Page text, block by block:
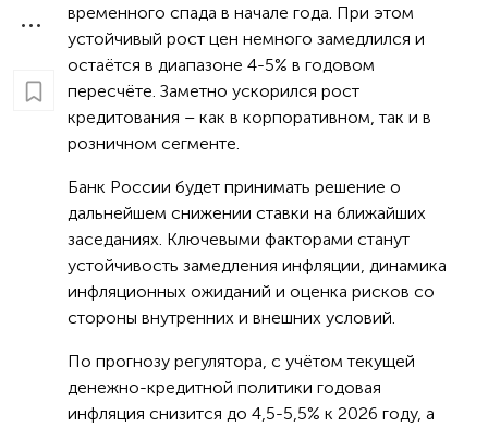
временного спада в начале года. При этом
устойчивый рост цен немного замедлился и
остаётся в диапазоне 4-5% в годовом
пересчёте. Заметно ускорился рост
кредитования – как в корпоративном, так и в
розничном сегменте.
Банк России будет принимать решение о
дальнейшем снижении ставки на ближайших
заседаниях. Ключевыми факторами станут
устойчивость замедления инфляции, динамика
инфляционных ожиданий и оценка рисков со
стороны внутренних и внешних условий.
По прогнозу регулятора, с учётом текущей
денежно-кредитной политики годовая
инфляция снизится до 4,5-5,5% к 2026 году, а